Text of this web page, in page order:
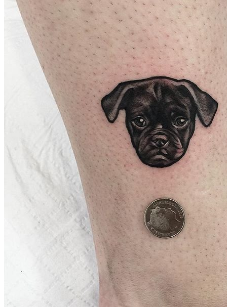
武汉老兵纹身微信
： 服务号：laobingwenshen 订阅号：laobing66666 打造国
文资讯！精美纹身图案及手稿 纹身作品 一站搞定！回复相
问千万素材的微官网，中国最强最全纹身图案尽在其中！